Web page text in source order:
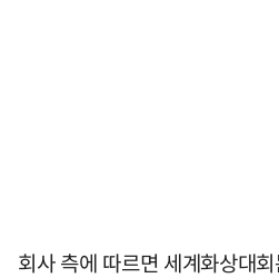
회사 측에 따르면 세계화상대